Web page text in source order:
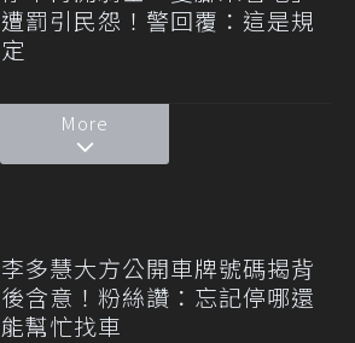
遭罰引民怨！警回覆：這是規
定
More
李多慧大方公開車牌號碼揭背
後含意！粉絲讚：忘記停哪還
能幫忙找車